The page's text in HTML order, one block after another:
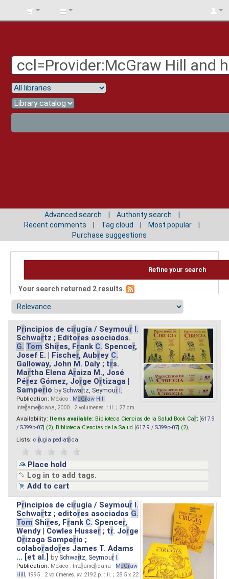
BIBLIOTECA
Advanced search
Authority search
Recent comments
Tag cloud
Most popular
Purchase suggestions
Refine your search
Your search returned 2 results.
Principios de cirugía / Seymour I.
Schwartz ; Editores asociados.
G. Tom Shires, Frank C. Spencer,
Josef E. | Fischer, Aubrey C.
Galloway, John M. Daly ; trs.
Martha Elena Araiza M., José
Pérez Gómez, Jorge Ortizaga |
Samperio by Schwartz, Seymour I.
Publication: México : McGraw-Hill
Interamericana, 2000 . 2 volumenes. : il. ; 27 cm.
Availability: Items available: Biblioteca Ciencias de la Salud Book Cart [ 617.9
/ S399p-07 ] (2), Biblioteca Ciencias de la Salud [ 617.9 / S399p-07 ] (2),
Lists: cirugia pediatrica
Place hold
Log in to add tags.
Add to cart
Principios de cirugía / Seymour I.
Schwartz ; editores asociados G.
Tom Shires, Frank C. Spencer,
Wendy | Cowles Husser ; tr. Jorge
Orizaga Samperio ;
colaboradores James T. Adams
... [et al.]by Schwartz, Seymour I.
Publication: México : Interamericana - McGraw-
Hill, 1995 . 2 volúmenes, xv, 2192 p. : il. ; 28.5 x 22